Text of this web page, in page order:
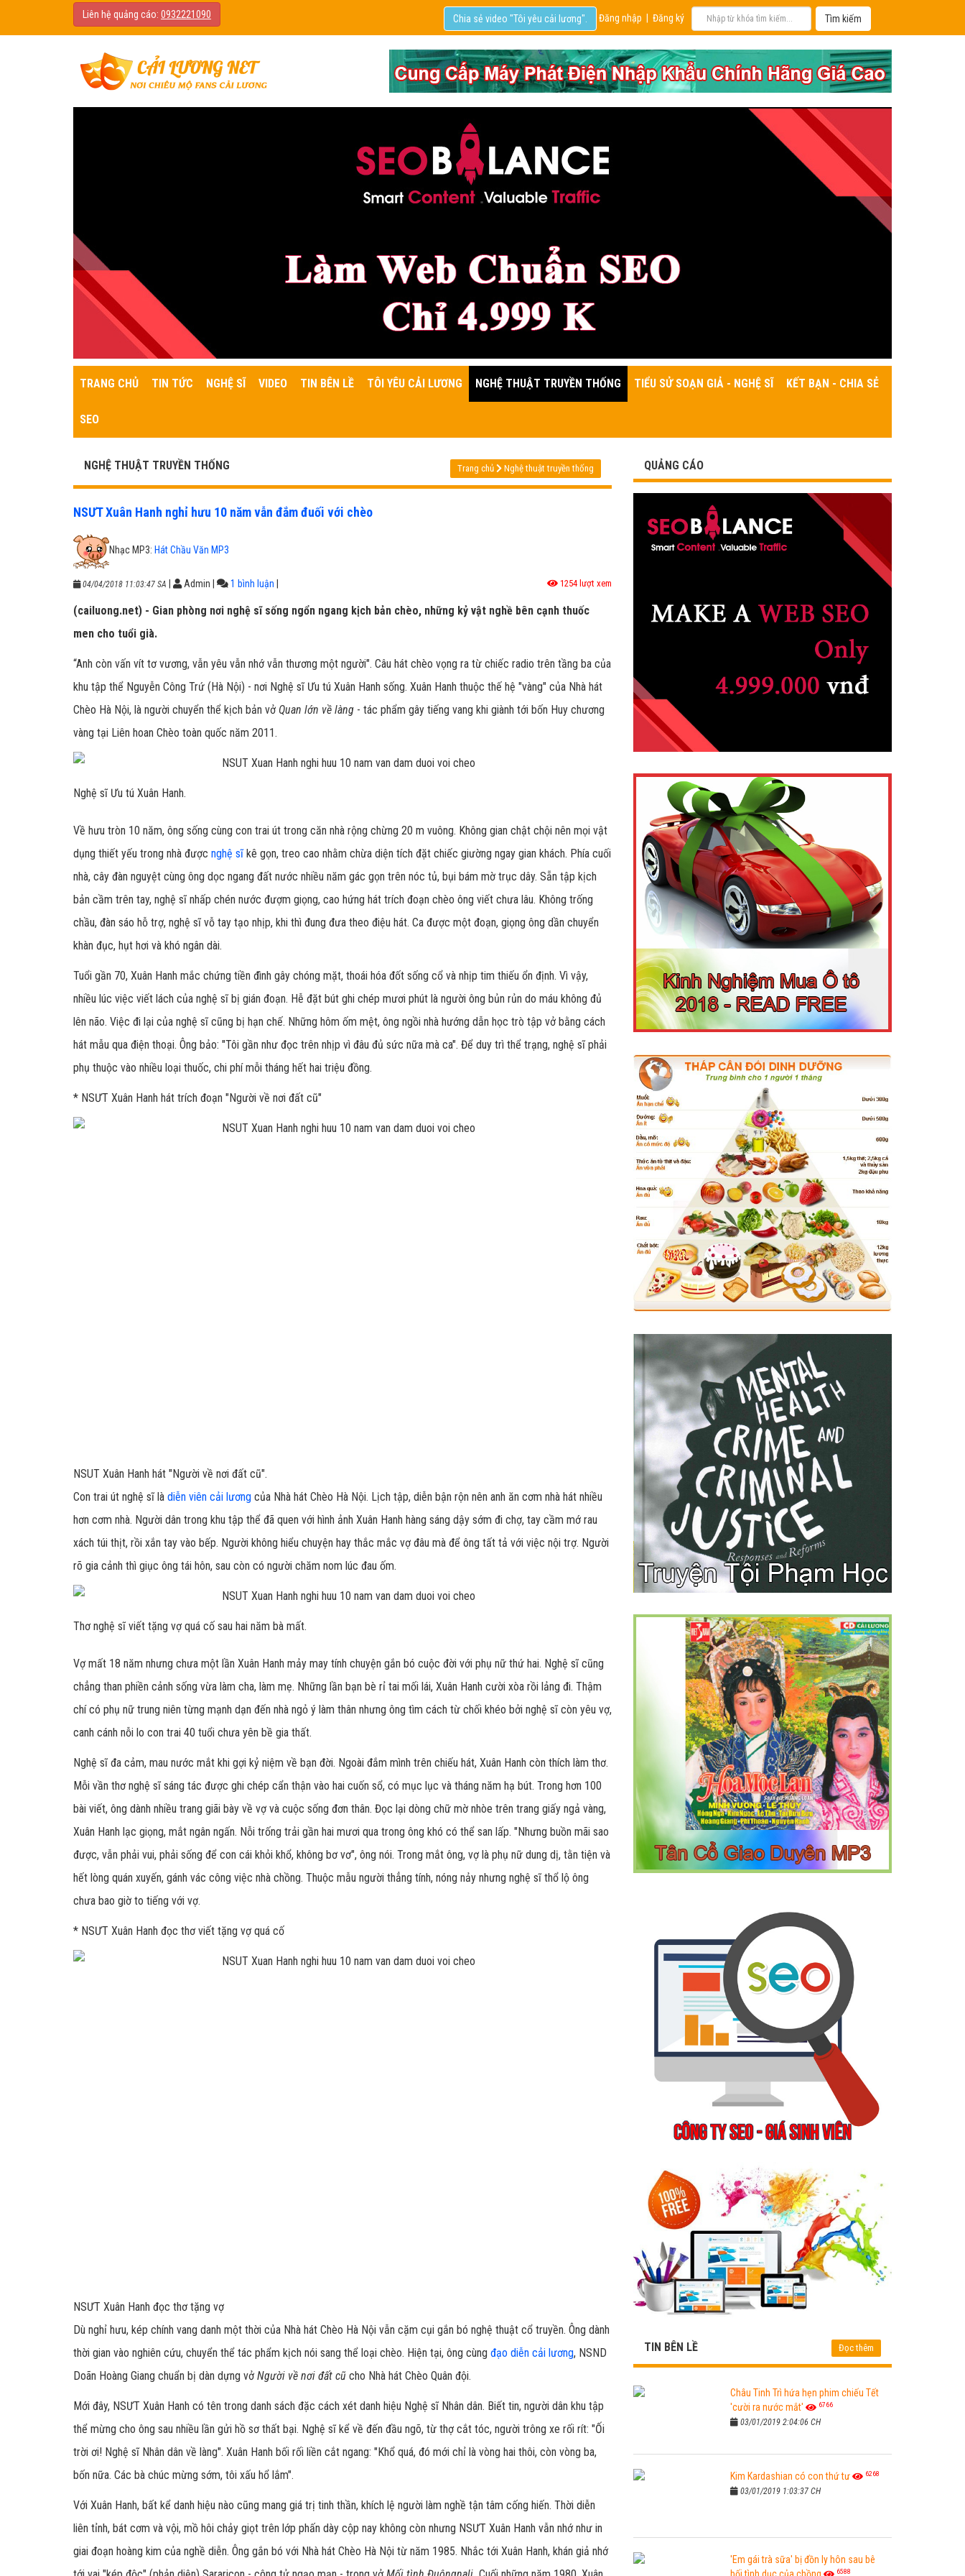
Liên hệ quảng cáo: 0932221090 Đăng nhập Đăng ký
Chia sẻ video "Tôi yêu cải lương".
TRANG CHỦ TIN TỨC NGHỆ SĨ VIDEO TIN BÊN LỀ TÔI YÊU CẢI LƯƠNG NGHỆ THUẬT TRUYỀN THỐNG TIỂU SỬ SOẠN GIẢ - NGHỆ SĨ KẾT BẠN - CHIA SẺ
SEO
NGHỆ THUẬT TRUYỀN THỐNG Trang chủ Nghệ thuật truyền thống
NSƯT Xuân Hanh nghỉ hưu 10 năm vẫn đắm đuối với chèo
Nhạc MP3: Hát Chầu Văn MP3
04/04/2018 11:03:47 SA Admin 1 bình luận 1254 lượt xem
(cailuong.net) - Gian phòng nơi nghệ sĩ sống ngổn ngang kịch bản chèo, những kỷ vật nghề bên cạnh thuốc
men cho tuổi già.
“Anh còn vấn vít tơ vương, vẫn yêu vẫn nhớ vẫn thương một người". Câu hát chèo vọng ra từ chiếc radio trên tầng ba của
khu tập thể Nguyễn Công Trứ (Hà Nội) - nơi Nghệ sĩ Ưu tú Xuân Hanh sống. Xuân Hanh thuộc thế hệ "vàng" của Nhà hát
Chèo Hà Nội, là người chuyển thể kịch bản vở Quan lớn về làng - tác phẩm gây tiếng vang khi giành tới bốn Huy chương
vàng tại Liên hoan Chèo toàn quốc năm 2011.
Nghệ sĩ Ưu tú Xuân Hanh.
Về hưu tròn 10 năm, ông sống cùng con trai út trong căn nhà rộng chừng 20 m vuông. Không gian chật chội nên mọi vật
dụng thiết yếu trong nhà được nghệ sĩkê gọn, treo cao nhằm chừa diện tích đặt chiếc giường ngay gian khách. Phía cuối
nhà, cây đàn nguyệt cùng ông dọc ngang đất nước nhiều năm gác gọn trên nóc tủ, bụi bám mờ trục dây. Sẵn tập kịch
bản cầm trên tay, nghệ sĩ nhấp chén nước đượm giọng, cao hứng hát trích đoạn chèo ông viết chưa lâu. Không trống
chầu, đàn sáo hỗ trợ, nghệ sĩ vỗ tay tạo nhịp, khi thì đung đưa theo điệu hát. Ca được một đoạn, giọng ông dần chuyển
khàn đục, hụt hơi và khó ngân dài.
Tuổi gần 70, Xuân Hanh mắc chứng tiền đình gây chóng mặt, thoái hóa đốt sống cổ và nhịp tim thiếu ổn định. Vì vậy,
nhiều lúc việc viết lách của nghệ sĩ bị gián đoạn. Hễ đặt bút ghi chép mươi phút là người ông bủn rủn do máu không đủ
lên não. Việc đi lại của nghệ sĩ cũng bị hạn chế. Những hôm ốm mệt, ông ngồi nhà hướng dẫn học trò tập vở bằng cách
hát mẫu qua điện thoại. Ông bảo: "Tôi gần như đọc trên nhịp vì đâu đủ sức nữa mà ca". Để duy trì thể trạng, nghệ sĩ phải
phụ thuộc vào nhiều loại thuốc, chi phí mỗi tháng hết hai triệu đồng.
* NSƯT Xuân Hanh hát trích đoạn "Người về nơi đất cũ"
NSUT Xuân Hanh hát "Người về nơi đất cũ".
Con trai út nghệ sĩ là diễn viên cải lương của Nhà hát Chèo Hà Nội. Lịch tập, diễn bận rộn nên anh ăn cơm nhà hát nhiều
hơn cơm nhà. Người dân trong khu tập thể đã quen với hình ảnh Xuân Hanh hàng sáng dậy sớm đi chợ, tay cầm mớ rau
xách túi thịt, rồi xắn tay vào bếp. Người không hiểu chuyện hay thắc mắc vợ đâu mà để ông tất tả với việc nội trợ. Người
rõ gia cảnh thì giục ông tái hôn, sau còn có người chăm nom lúc đau ốm.
Thơ nghệ sĩ viết tặng vợ quá cố sau hai năm bà mất.
Vợ mất 18 năm nhưng chưa một lần Xuân Hanh mảy may tính chuyện gắn bó cuộc đời với phụ nữ thứ hai. Nghệ sĩ cũng
chẳng than phiền cảnh sống vừa làm cha, làm mẹ. Những lần bạn bè rỉ tai mối lái, Xuân Hanh cười xòa rồi lảng đi. Thậm
chí có phụ nữ trung niên từng mạnh dạn đến nhà ngỏ ý làm thân nhưng ông tìm cách từ chối khéo bởi nghệ sĩ còn yêu vợ,
canh cánh nỗi lo con trai 40 tuổi chưa yên bề gia thất.
Nghệ sĩ đa cảm, mau nước mắt khi gợi kỷ niệm về bạn đời. Ngoài đắm mình trên chiếu hát, Xuân Hanh còn thích làm thơ.
Mỗi vần thơ nghệ sĩ sáng tác được ghi chép cẩn thận vào hai cuốn sổ, có mục lục và tháng năm hạ bút. Trong hơn 100
bài viết, ông dành nhiều trang giãi bày về vợ và cuộc sống đơn thân. Đọc lại dòng chữ mờ nhòe trên trang giấy ngả vàng,
Xuân Hanh lạc giọng, mắt ngân ngấn. Nỗi trống trải gần hai mươi qua trong ông khó có thể san lấp. "Nhưng buồn mãi sao
được, vẫn phải vui, phải sống để con cái khỏi khổ, không bơ vơ", ông nói. Trong mắt ông, vợ là phụ nữ dung dị, tằn tiện và
hết lòng quán xuyến, gánh vác công việc nhà chồng. Thuộc mẫu người thẳng tính, nóng nảy nhưng nghệ sĩ thổ lộ ông
chưa bao giờ to tiếng với vợ.
* NSƯT Xuân Hanh đọc thơ viết tặng vợ quá cố
NSƯT Xuân Hanh đọc thơ tặng vợ
Dù nghỉ hưu, kép chính vang danh một thời của Nhà hát Chèo Hà Nội vẫn cặm cụi gắn bó nghệ thuật cổ truyền. Ông dành
thời gian vào nghiên cứu, chuyển thể tác phẩm kịch nói sang thể loại chèo. Hiện tại, ông cùng đạo diễn cải lương, NSND
Doãn Hoàng Giang chuẩn bị dàn dựng vở Người về nơi đất cũ cho Nhà hát Chèo Quân đội.
Mới đây, NSƯT Xuân Hanh có tên trong danh sách đặc cách xét danh hiệu Nghệ sĩ Nhân dân. Biết tin, người dân khu tập
thể mừng cho ông sau nhiều lần gửi hồ sơ thất bại. Nghệ sĩ kể về đến đầu ngõ, từ thợ cắt tóc, người trông xe rối rít: "Ối
trời ơi! Nghệ sĩ Nhân dân về làng". Xuân Hanh bối rối liền cắt ngang: "Khổ quá, đó mới chỉ là vòng hai thôi, còn vòng ba,
bốn nữa. Các bà chúc mừng sớm, tôi xấu hổ lắm".
Với Xuân Hanh, bất kể danh hiệu nào cũng mang giá trị tinh thần, khích lệ người làm nghề tận tâm cống hiến. Thời diễn
liên tỉnh, bát cơm và vội, mồ hôi chảy giọt trên lớp phấn dày cộp nay không còn nhưng NSƯT Xuân Hanh vẫn nhớ như in
giai đoạn hoàng kim của nghề diễn. Ông gắn bó với Nhà hát Chèo Hà Nội từ năm 1985. Nhắc tới Xuân Hanh, khán giả nhớ
QUẢNG CÁO
TIN BÊN LỀ Đọc thêm
Châu Tinh Trì hứa hẹn phim chiếu Tết
'cười ra nước mắt'
6766
03/01/2019 2:04:06 CH
Kim Kardashian có con thứ tư 6268
03/01/2019 1:03:37 CH
'Em gái trà sữa' bị đồn ly hôn sau bê
6588
Like Fanpage Để Ủng Hộ Chúng Tôi Duy Trì Website